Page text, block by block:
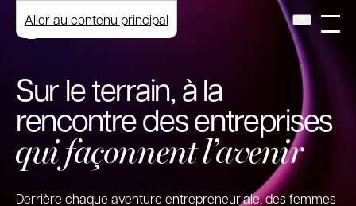
Aller au contenu principal
Sur le terrain, à la
rencontre des entreprises
qui façonnent l’avenir
Derrière chaque aventure entrepreneuriale, des femmes